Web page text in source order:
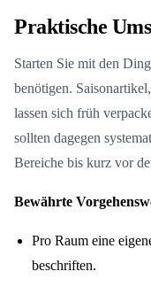
Praktische
Starten Sie mit den
benötigen.
lassen sich früh
sollten dagegen
Bereiche bis kurz vor
Bewährte
Pro Raum eine
beschriften.